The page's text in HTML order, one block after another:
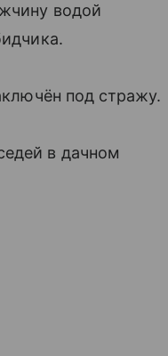
водой
под стражу.
в дачном